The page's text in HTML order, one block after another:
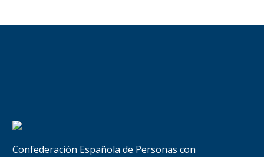
Confederación Española de Personas con